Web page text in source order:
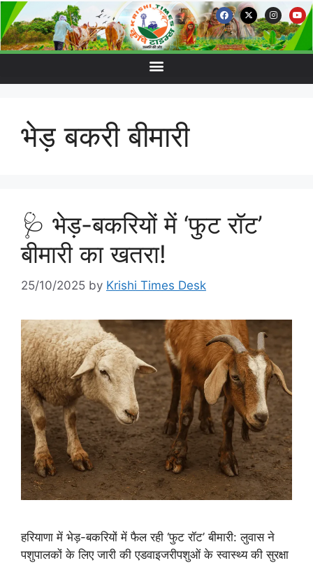
भेड़ बकरी बीमारी
🩺 भेड़-बकरियों में ‘फुट रॉट’
बीमारी का खतरा!
25/10/2025 by Krishi Times Desk
हरियाणा में भेड़-बकरियों में फैल रही ‘फुट रॉट’ बीमारी: लुवास ने
पशुपालकों के लिए जारी की एडवाइजरीपशुओं के स्वास्थ्य की सुरक्षा